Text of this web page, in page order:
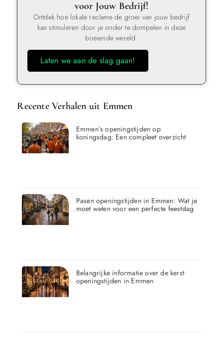
voor Jouw Bedrijf!
Ontdek hoe lokale reclame de groei van jouw bedrijf
kan stimuleren door je onder te dompelen in deze
boeiende wereld.
Laten we aan de slag gaan!
Recente Verhalen uit Emmen
Emmen’s openingstijden op
koningsdag: Een compleet overzicht
Pasen openingstijden in Emmen: Wat je
moet weten voor een perfecte feestdag
Belangrijke informatie over de kerst
openingstijden in Emmen